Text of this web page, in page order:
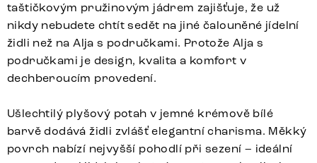
taštičkovým pružinovým jádrem zajišťuje, že už
nikdy nebudete chtít sedět na jiné čalouněné jídelní
židli než na Alja s područkami. Protože Alja s
područkami je design, kvalita a komfort v
dechberoucím provedení.
Ušlechtilý plyšový potah v jemné krémově bílé
barvě dodává židli zvlášť elegantní charisma. Měkký
povrch nabízí nejvyšší pohodlí při sezení – ideální